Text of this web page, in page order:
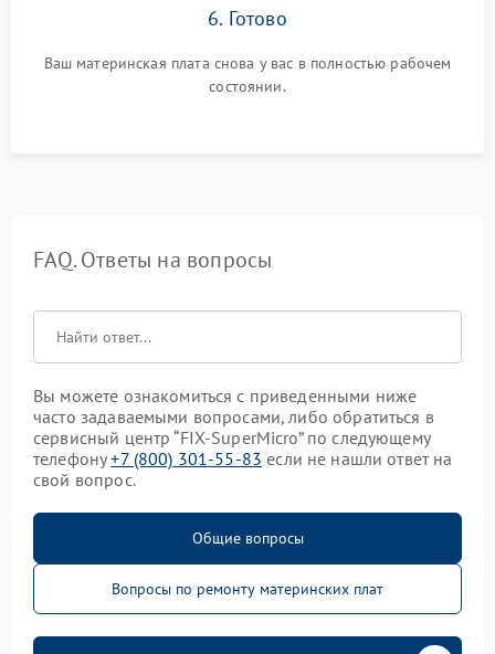
6. Готово
Ваш материнская плата снова у вас в полностью рабочем
состоянии.
FAQ. Ответы на вопросы
Вы можете ознакомиться с приведенными ниже
часто задаваемыми вопросами, либо обратиться в
сервисный центр “FIX-SuperMicro” по следующему
телефону+7 (800) 301-55-83 если не нашли ответ на
свой вопрос.
Общие вопросы
Вопросы по ремонту материнских плат